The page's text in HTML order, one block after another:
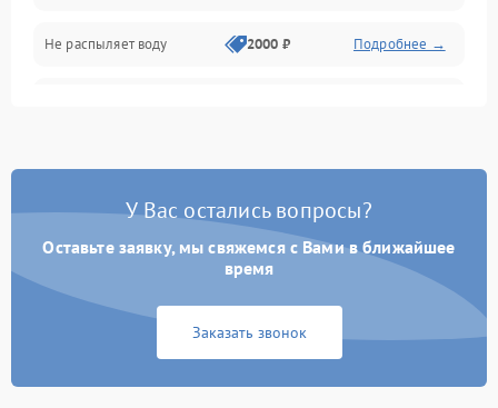
Программное обеспечение
Не распыляет воду 2000 ₽ Подробнее →
Проблемы с набором
Не работает сушилка 2100 ₽ Подробнее →
Сбои в работе таймера 1700 ₽
У Вас остались вопросы?
Оставьте заявку, мы свяжемся с Вами в ближайшее
время
Заказать звонок